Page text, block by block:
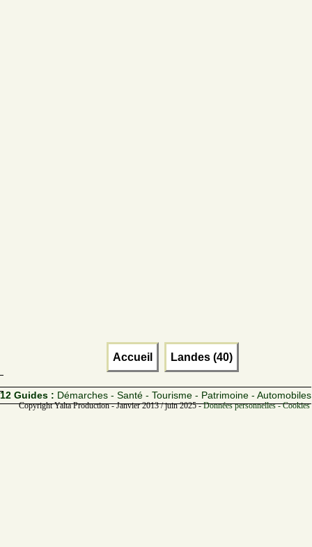
Accueil Landes (40)
12 Guides : Démarches - Santé - Tourisme - Patrimoine - Automobiles
Copyright Yalta Production - Janvier 2013 / juin 2025 -Données personnelles -